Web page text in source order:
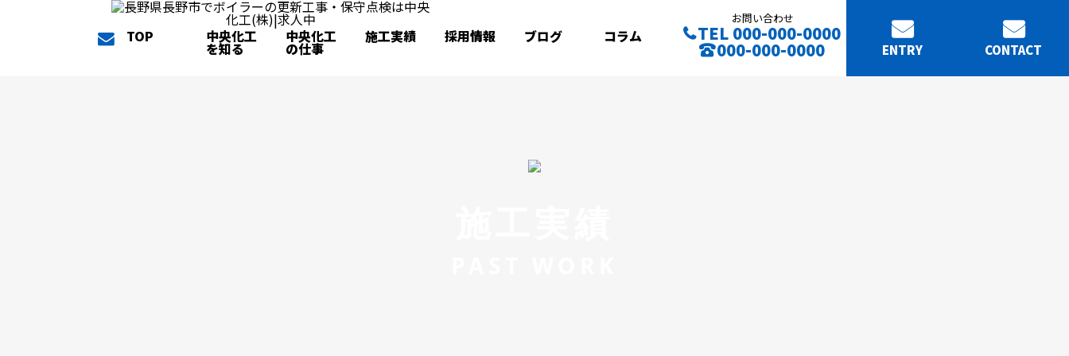
TOP 中央化工
を知る
中央化工
の仕事
施工実績 採用情報 ブログ コラム
お問い合わせ
TEL 000-000-0000
000-000-0000 ENTRY CONTACT